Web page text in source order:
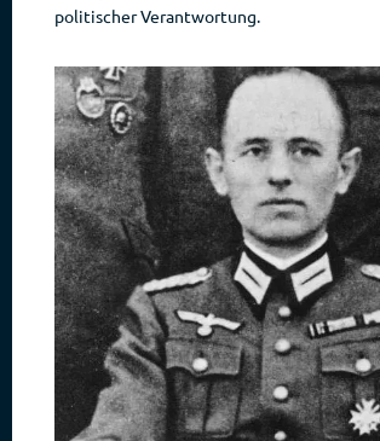
politischer Verantwortung.